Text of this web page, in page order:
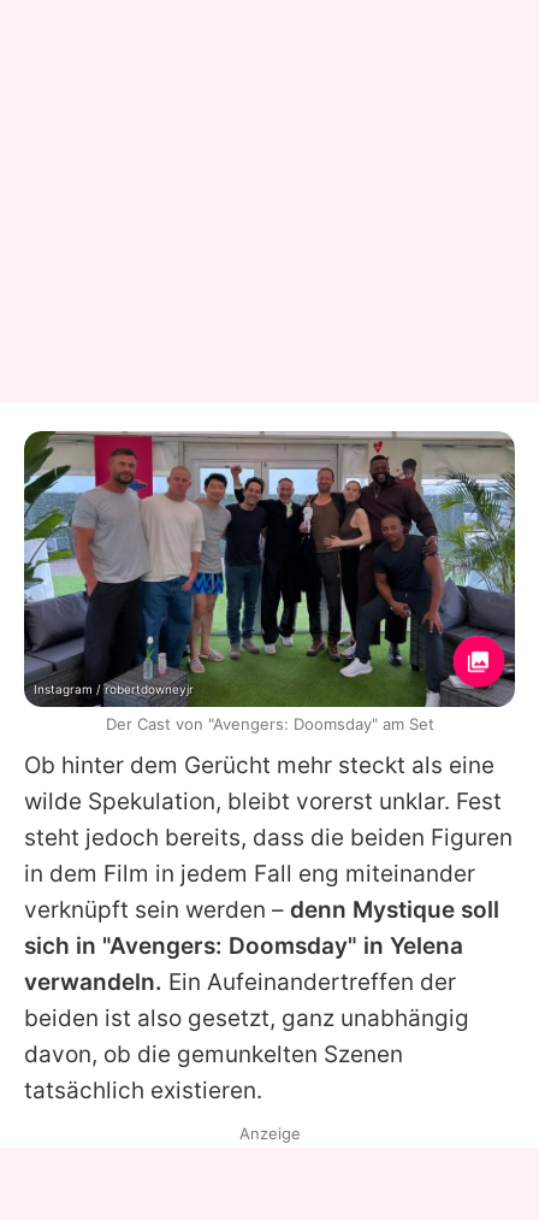
Ob hinter dem Gerücht mehr steckt als eine
wilde Spekulation, bleibt vorerst unklar. Fest
steht jedoch bereits, dass die beiden Figuren
in dem Film in jedem Fall eng miteinander
verknüpft sein werden – denn Mystique soll
sich in "Avengers: Doomsday" in Yelena
verwandeln. Ein Aufeinandertreffen der
beiden ist also gesetzt, ganz unabhängig
davon, ob die gemunkelten Szenen
tatsächlich existieren.
Instagram / robertdowneyjr
Der Cast von "Avengers: Doomsday" am Set
Anzeige